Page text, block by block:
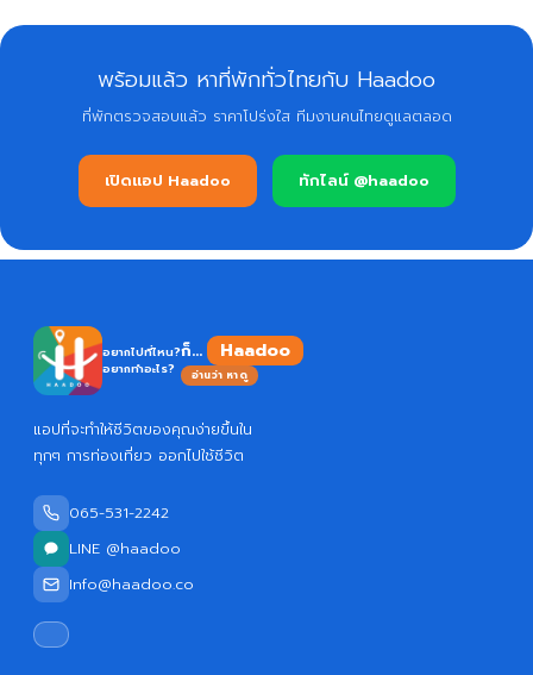
พร้อมแล้ว หาที่พักทั่วไทยกับ Haadoo
ที่พักตรวจสอบแล้ว ราคาโปร่งใส ทีมงานคนไทยดูแลตลอด
เปิดแอป Haadoo ทักไลน์ @haadoo
อยากไปที่ไหน?
อยากทำอะไร?
ก็... H
อ่านว่า หาดู
แอปที่จะทำให้ชีวิตของคุณง่ายขึ้นใน
ทุกๆ การท่องเที่ยว ออกไปใช้ชีวิต
065-531-2242
LINE @haadoo
Info@haadoo.co